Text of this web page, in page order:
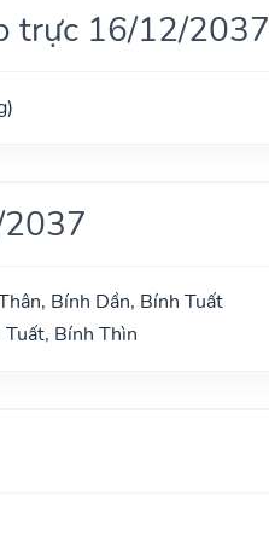
trực 16/12/2037
Bính Dần, Bính Tuất
Bính Thìn